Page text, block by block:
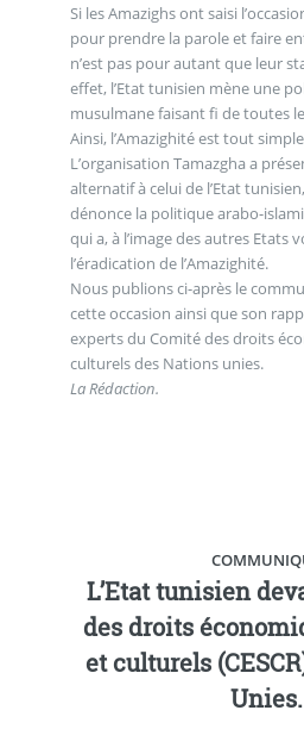
Si les Amazighs ont saisi
pour prendre la parole et faire
n’est pas pour autant que leur
effet, l’Etat tunisien mène une
musulmane faisant fi de toutes
Ainsi, l’Amazighité est tout
L’organisation Tamazgha a
alternatif à celui de l’Etat
dénonce la politique arabo-
qui a, à l’image des autres Etats
l’éradication de l’Amazighité.
Nous publions ci-après le
cette occasion ainsi que son
experts du Comité des droits
culturels des Nations unies.
La Rédaction.
L’Etat tunisien
des droits
et culturels
Unies.